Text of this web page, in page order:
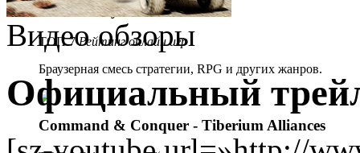
Demon Slayer
ТОП 7Рейтинг онлайн игр
Браузерная смесь стратегии, RPG и других жанров.
Command & Conquer - Tiberium Alliances
Видео обзоры
Официальный